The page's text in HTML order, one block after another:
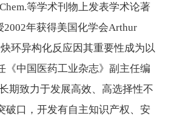
等学术刊物上发表学术论著
年获得美国化学会Arthur
环异构化反应因其重要性成为以
《中国医药工业杂志》副主任编
期致力于发展高效、高选择性不
破口，开发有自主知识产权、安